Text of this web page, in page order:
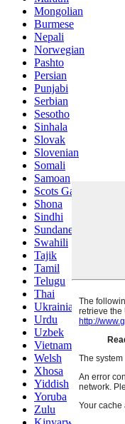
Mongolian
Burmese
Nepali
Norwegian
Pashto
Persian
Punjabi
Serbian
Sesotho
Sinhala
Slovak
Slovenian
Somali
Samoan
Scots Gaelic
Shona
Sindhi
Sundanese
Swahili
Tajik
Tamil
Telugu
Thai
Ukrainian
Urdu
Uzbek
Vietnamese
Welsh
Xhosa
Yiddish
Yoruba
Zulu